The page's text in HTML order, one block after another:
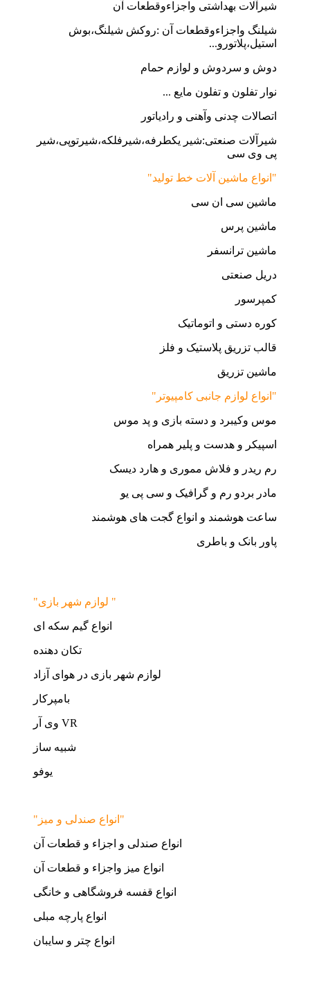
شیرآلات بهداشتی واجزاءوقطعات آن
شیلنگ واجزاءوقطعات آن :روکش شیلنگ،بوش
استیل،پلاتورو...
دوش و سردوش و لوازم حمام
نوار تفلون و تفلون مایع ...
اتصالات چدنی وآهنی و رادیاتور
شیرآلات صنعتی:شیر یکطرفه،شیرفلکه،شیرتوپی،شیر
پی وی سی
"انواع ماشین آلات خط تولید"
ماشین سی ان سی
ماشین پرس
ماشین ترانسفر
دریل صنعتی
کمپرسور
کوره دستی و اتوماتیک
قالب تزریق پلاستیک و فلز
ماشین تزریق
"انواع لوازم جانبی کامپیوتر"
موس وکیبرد و دسته بازی و پد موس
اسپیکر و هدست و پلیر همراه
رم ریدر و فلاش مموری و هارد دیسک
مادر بردو رم و گرافیک و سی پی یو
ساعت هوشمند و انواع گجت های هوشمند
پاور بانک و باطری
"لوازم شهر بازی "
انواع گیم سکه ای
تکان دهنده
لوازم شهر بازی در هوای آزاد
بامپرکار
وی آر VR
شبیه ساز
یوفو
"انواع صندلی و میز"
انواع صندلی و اجزاء و قطعات آن
انواع میز واجزاء و قطعات آن
انواع قفسه فروشگاهی و خانگی
انواع پارچه مبلی
انواع چتر و سایبان